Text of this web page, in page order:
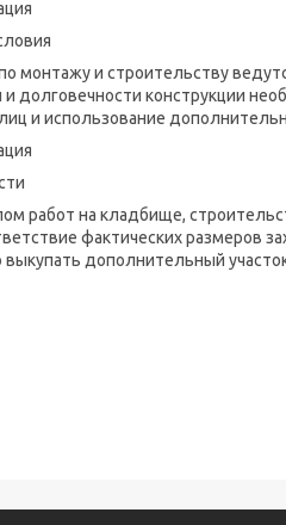
монтажу и строительству
долговечности конструкции
и использование
работ на кладбище,
фактических размеров
дополнительный